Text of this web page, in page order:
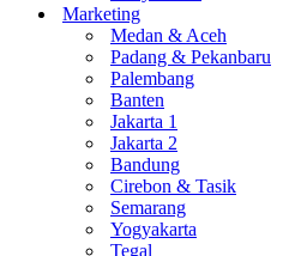
Marketing
Medan & Aceh
Padang & Pekanbaru
Palembang
Banten
Jakarta 1
Jakarta 2
Bandung
Cirebon & Tasik
Semarang
Yogyakarta
Tegal